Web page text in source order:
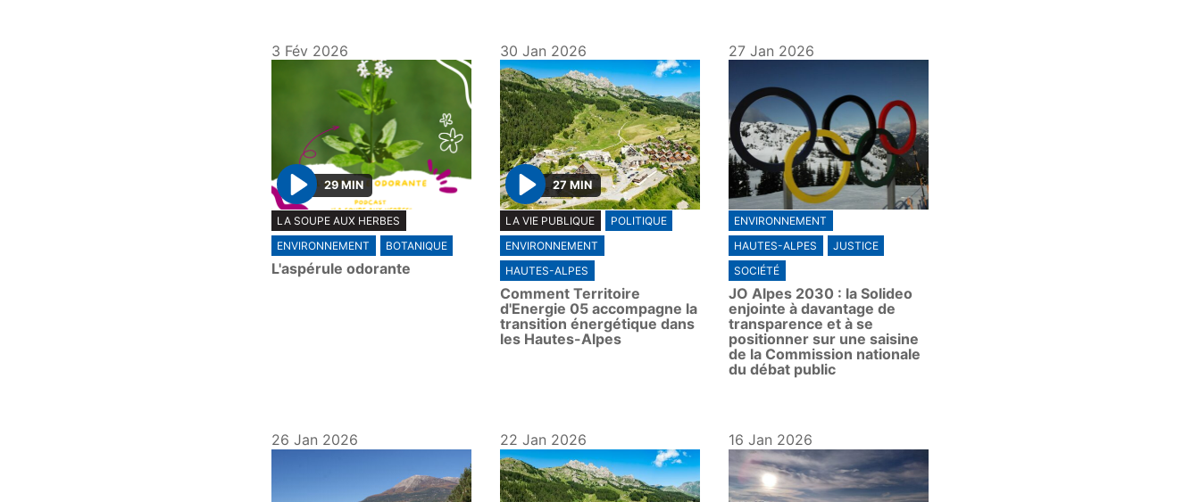
3 Fév 2026
P
l
a
y
29 MIN
LA SOUPE AUX HERBES
ENVIRONNEMENT
BOTANIQUE
L'aspérule odorante
30 Jan 2026
P
l
a
y
27 MIN
LA VIE PUBLIQUE
POLITIQUE
ENVIRONNEMENT
HAUTES-ALPES
Comment Territoire
d'Energie 05 accompagne la
transition énergétique dans
les Hautes-Alpes
27 Jan 2026
ENVIRONNEMENT
HAUTES-ALPES
JUSTICE
SOCIÉTÉ
JO Alpes 2030 : la Solideo
enjointe à davantage de
transparence et à se
positionner sur une saisine
de la Commission nationale
du débat public
26 Jan 2026 22 Jan 2026 16 Jan 2026